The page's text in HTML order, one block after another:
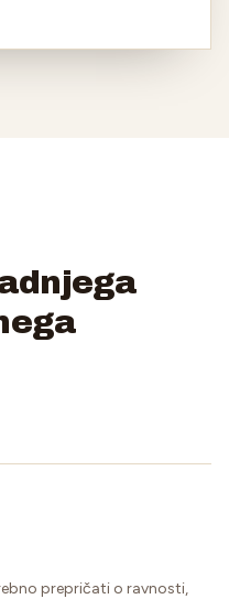
prepričati o ravnosti,